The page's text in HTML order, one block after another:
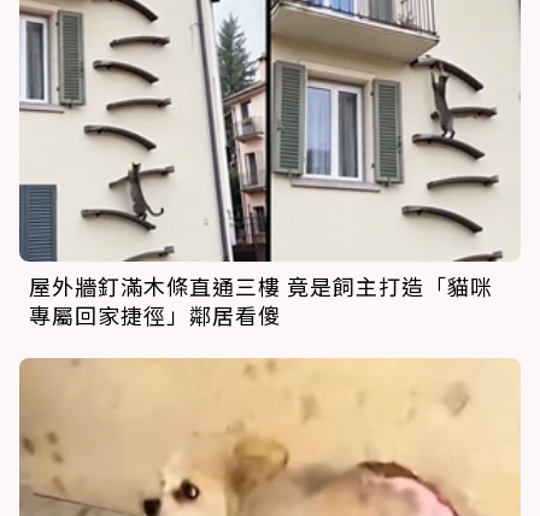
屋外牆釘滿木條直通三樓 竟是飼主打造「貓咪
專屬回家捷徑」鄰居看傻